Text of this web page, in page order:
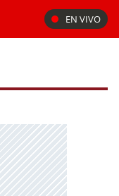
EN VIVO